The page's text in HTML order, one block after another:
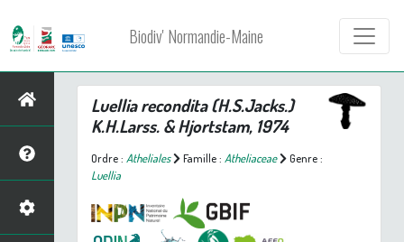
Biodiv' Normandie-Maine
Luellia recondita(H.S.Jacks.)
K.H.Larss. & Hjortstam, 1974
Ordre : Atheliales Famille : Atheliaceae
Genre :
Luellia